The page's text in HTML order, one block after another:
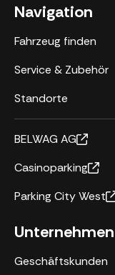
Navigation
Fahrzeug finden
Service & Zubehör
Standorte
BELWAG AG
Casinoparking
Parking City West
Unternehmen
Geschäftskunden